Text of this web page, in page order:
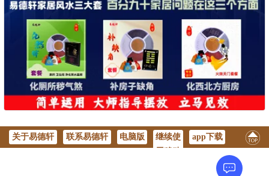
关于易德轩 联系易德轩 电脑版
继续使
app下载